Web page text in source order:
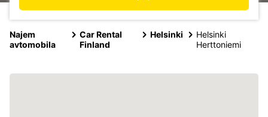
Najem
avtomobila
Car Rental
Finland
Helsinki
Helsinki
Herttoniemi